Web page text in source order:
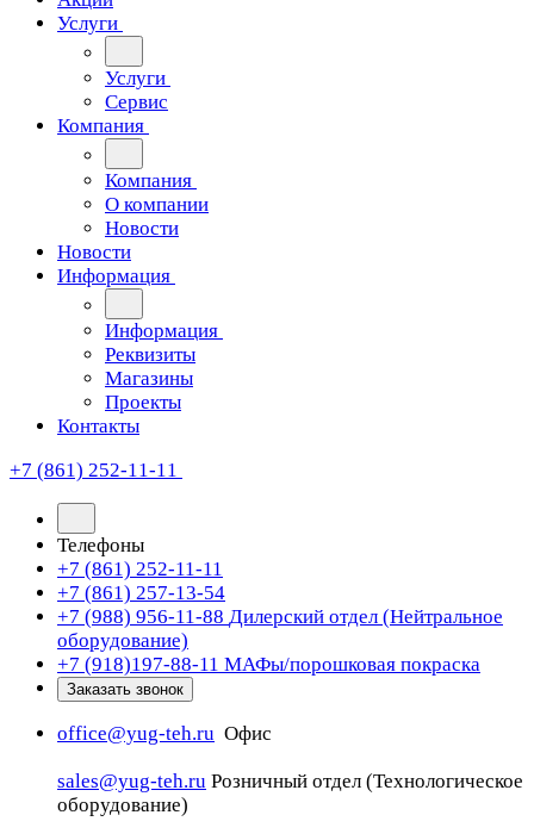
Услуги
Услуги
Сервис
Компания
Компания
О компании
Новости
Новости
Информация
Информация
Реквизиты
Магазины
Проекты
Контакты
+7 (861) 252-11-11
Телефоны
+7 (861) 252-11-11
+7 (861) 257-13-54
+7 (988) 956-11-88 Дилерский отдел (Нейтральное
оборудование)
+7 (918)197-88-11 МАФы/порошковая покраска
Заказать звонок
office@yug-teh.ru Офис
sales@yug-teh.ru Розничный отдел (Технологическое
оборудование)